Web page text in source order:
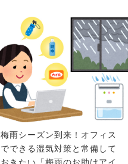
梅雨シーズン到来！オフィス
でできる湿気対策と常備して